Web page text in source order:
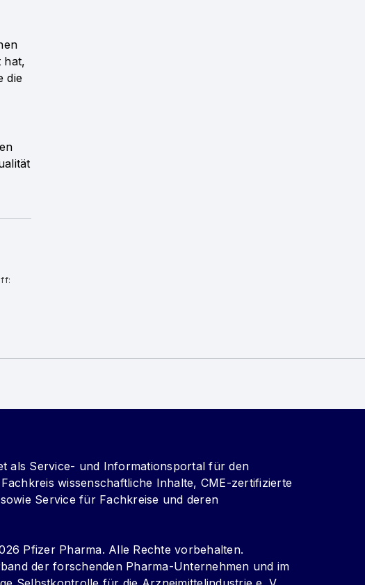
hat,
die
als Service- und Informationsportal für den
wissenschaftliche Inhalte, CME-zertifizierte
Service für Fachkreise und deren
Pfizer Pharma. Alle Rechte vorbehalten.
der forschenden Pharma-Unternehmen und im